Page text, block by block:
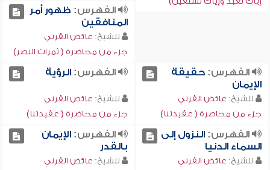
الفهرس: ظهور أمر
المنافقين
للشيخ: عائض القرني
جزء من محاضرة ( ثمرات النصر)
الفهرس:حقيقة
الإيمان
للشيخ: عائض القرني
جزء من محاضرة ( عقيدتنا)
الفهرس:الرؤية
للشيخ: عائض القرني
جزء من محاضرة ( عقيدتنا)
الفهرس:النزول إلى
السماء الدنيا
للشيخ: عائض القرني
الفهرس:الإيمان
بالقدر
للشيخ: عائض القرني